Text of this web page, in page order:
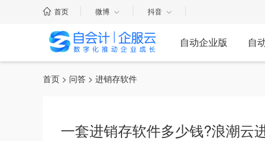
首页 微博 抖音
自动企业版 自
首页 > 问答 > 进销存软件
一套进销存软件多少钱?浪潮云